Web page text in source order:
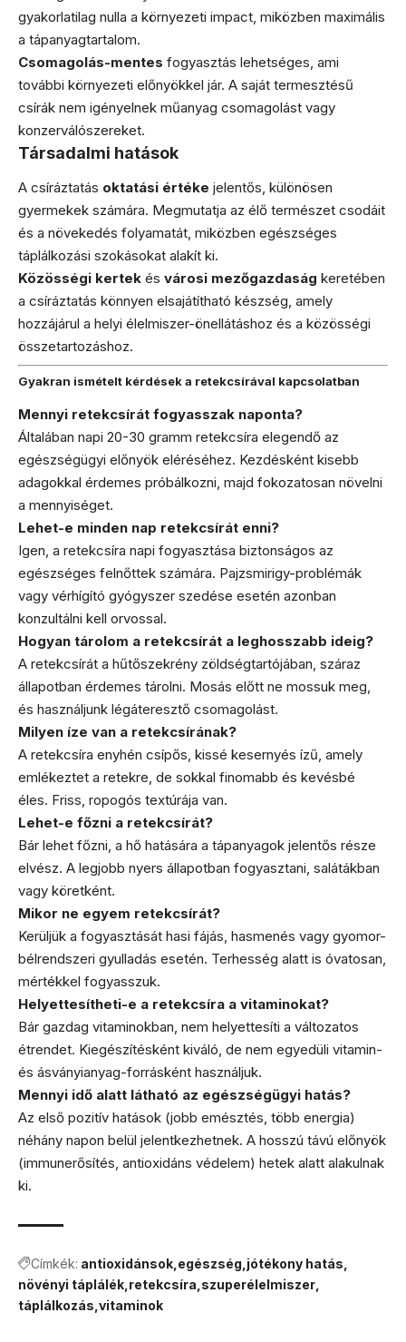
gyakorlatilag nulla a környezeti impact, miközben maximális
a tápanyagtartalom.
Csomagolás-mentes fogyasztás lehetséges, ami
további környezeti előnyökkel jár. A saját termesztésű
csírák nem igényelnek műanyag csomagolást vagy
konzerválószereket.
Társadalmi hatások
A csíráztatás oktatási értéke jelentős, különösen
gyermekek számára. Megmutatja az élő természet csodáit
és a növekedés folyamatát, miközben egészséges
táplálkozási szokásokat alakít ki.
Közösségi kertek és városi mezőgazdaság keretében
a csíráztatás könnyen elsajátítható készség, amely
hozzájárul a helyi élelmiszer-önellátáshoz és a közösségi
összetartozáshoz.
Gyakran ismételt kérdések a retekcsírával kapcsolatban
Mennyi retekcsírát fogyasszak naponta?
Általában napi 20-30 gramm retekcsíra elegendő az
egészségügyi előnyök eléréséhez. Kezdésként kisebb
adagokkal érdemes próbálkozni, majd fokozatosan növelni
a mennyiséget.
Lehet-e minden nap retekcsírát enni?
Igen, a retekcsíra napi fogyasztása biztonságos az
egészséges felnőttek számára. Pajzsmirigy-problémák
vagy vérhígító gyógyszer szedése esetén azonban
konzultálni kell orvossal.
Hogyan tárolom a retekcsírát a leghosszabb ideig?
A retekcsírát a hűtőszekrény zöldségtartójában, száraz
állapotban érdemes tárolni. Mosás előtt ne mossuk meg,
és használjunk légáteresztő csomagolást.
Milyen íze van a retekcsírának?
A retekcsíra enyhén csípős, kissé kesernyés ízű, amely
emlékeztet a retekre, de sokkal finomabb és kevésbé
éles. Friss, ropogós textúrája van.
Lehet-e főzni a retekcsírát?
Bár lehet főzni, a hő hatására a tápanyagok jelentős része
elvész. A legjobb nyers állapotban fogyasztani, salátákban
vagy köretként.
Mikor ne egyem retekcsírát?
Kerüljük a fogyasztását hasi fájás, hasmenés vagy gyomor-
bélrendszeri gyulladás esetén. Terhesség alatt is óvatosan,
mértékkel fogyasszuk.
Helyettesítheti-e a retekcsíra a vitaminokat?
Bár gazdag vitaminokban, nem helyettesíti a változatos
étrendet. Kiegészítésként kiváló, de nem egyedüli vitamin-
és ásványianyag-forrásként használjuk.
Mennyi idő alatt látható az egészségügyi hatás?
Az első pozitív hatások (jobb emésztés, több energia)
néhány napon belül jelentkezhetnek. A hosszú távú előnyök
(immunerősítés, antioxidáns védelem) hetek alatt alakulnak
ki.
Címkék: antioxidánsok egészség jótékony hatás
növényi táplálék retekcsíra szuperélelmiszer
táplálkozás vitaminok